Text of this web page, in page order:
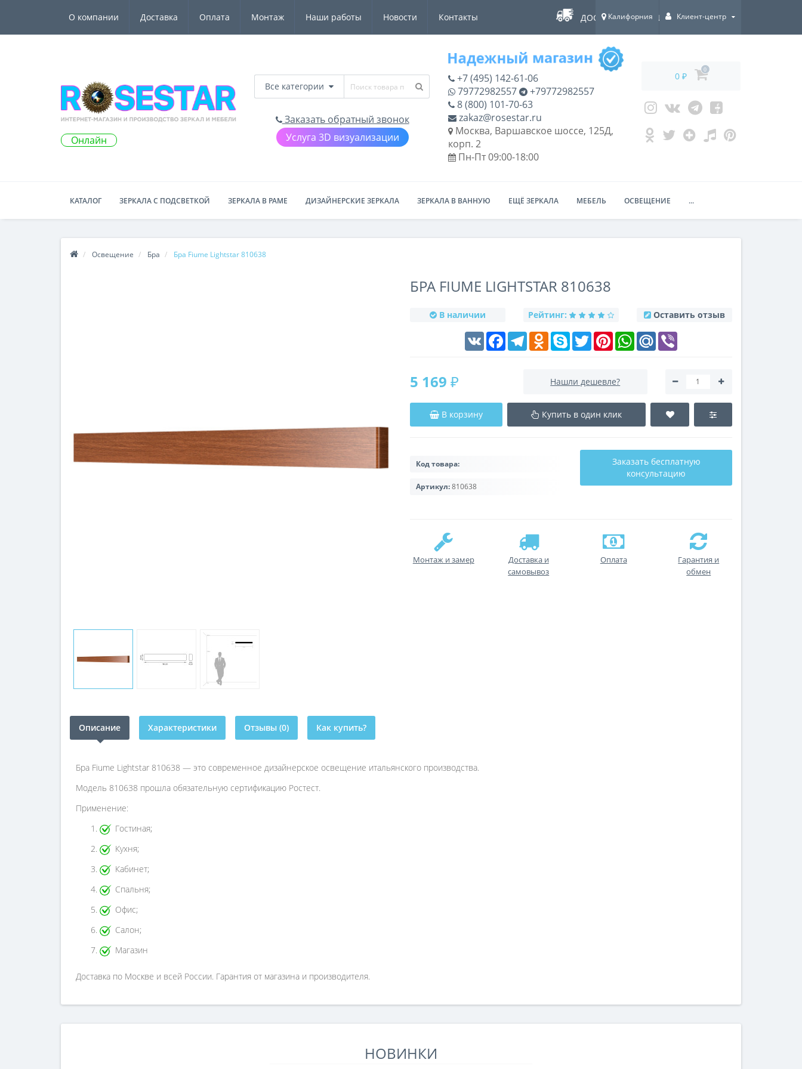
О компании Доставка Оплата Монтаж Наши работы Новости Контакты ДОСТАВКА ПО ВСЕЙ РОССИИ!
Калифорния Клиент-центр
Онлайн
Все категории
Заказать обратный звонок
Услуга 3D визуализации
+7 (495) 142-61-06
79772982557
+79772982557
8 (800) 101-70-63
zakaz@rosestar.ru
Москва, Варшавское шоссе, 125Д,
корп. 2
Пн-Пт 09:00-18:00
0 ₽
0
КАТАЛОГ ЗЕРКАЛА С ПОДСВЕТКОЙ ЗЕРКАЛА В РАМЕ ДИЗАЙНЕРСКИЕ ЗЕРКАЛА ЗЕРКАЛА В ВАННУЮ ЕЩЁ ЗЕРКАЛА МЕБЕЛЬ ОСВЕЩЕНИЕ ...
Освещение Бра Бра Fiume Lightstar 810638
БРА FIUME LIGHTSTAR 810638
В наличии Рейтинг: Оставить отзыв
VK FacebookTelegramOdnoklassniki
Skype Twitter PinterestWhatsAppMail.Ru
5 169 ₽ Нашли дешевле?
В корзину Купить в один клик
Код товара:
Артикул:810638
Заказать бесплатную
консультацию
Монтаж и замер
Доставка и
самовывоз
Оплата
Гарантия и
обмен
Описание Характеристики Отзывы (0) Как купить?
Бра Fiume Lightstar 810638 — это современное дизайнерское освещение итальянского производства.
Модель 810638 прошла обязательную сертификацию Ростест.
Применение:
Гостиная;
Кухня;
Кабинет;
Спальня;
Офис;
Салон;
Магазин
Доставка по Москве и всей России. Гарантия от магазина и производителя.
НОВИНКИ